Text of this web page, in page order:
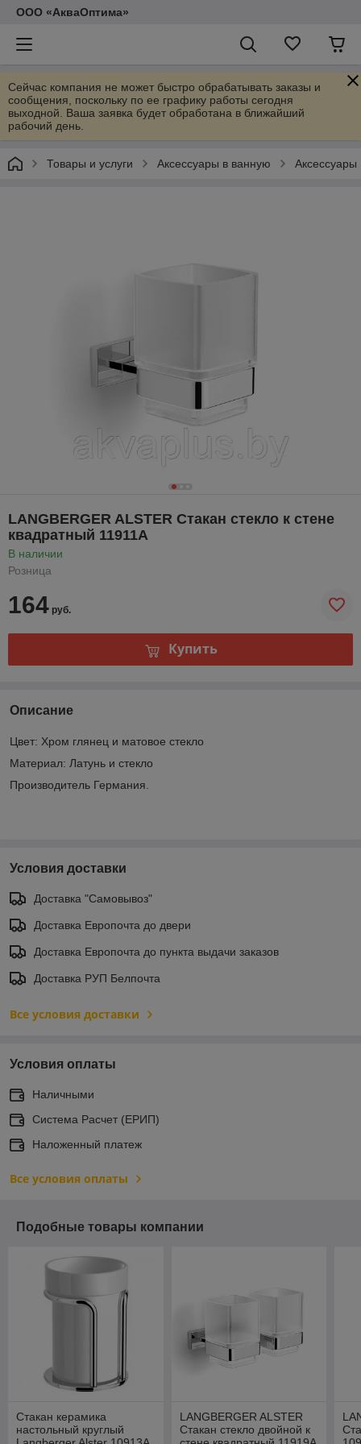
ООО «АкваОптима»
Сейчас компания не может быстро обрабатывать заказы и
сообщения, поскольку по ее графику работы сегодня
выходной. Ваша заявка будет обработана в ближайший
рабочий день.
Товары и услуги Аксессуары в ванную
LANGBERGER ALSTER Стакан стекло к стене
квадратный 11911A
В наличии
Розница
164 руб.
Купить
Описание
Цвет: Хром глянец и матовое стекло
Материал: Латунь и стекло
Производитель Германия.
Условия доставки
Доставка "Самовывоз"
Доставка Европочта до двери
Доставка Европочта до пункта выдачи заказов
Доставка РУП Белпочта
Все условия доставки
Условия оплаты
Наличными
Система Расчет (ЕРИП)
Наложенный платеж
Все условия оплаты
Подобные товары компании
Стакан керамика
настольный круглый
LANGBERGER ALSTER
Стакан стекло двойной к